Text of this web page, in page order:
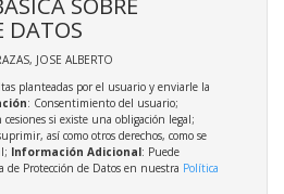
DATOS
JOSE ALBERTO
planteadas por el usuario y enviarle la
: Consentimiento del usuario;
cesiones si existe una obligación legal;
así como otros derechos, como se
Información Adicional: Puede
Protección de Datos en nuestra Política